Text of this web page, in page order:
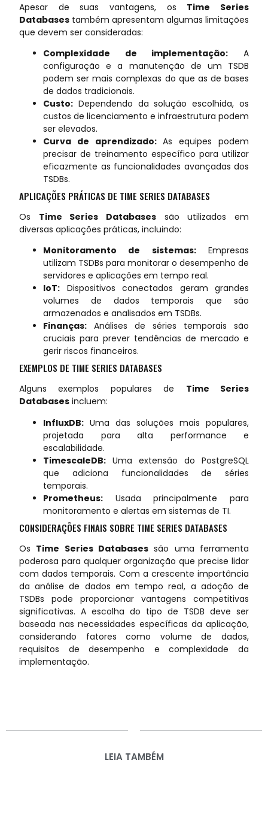
Apesar de suas vantagens, os Time Series
Databases também apresentam algumas limitações
que devem ser consideradas:
Complexidade de implementação: A
configuração e a manutenção de um TSDB
podem ser mais complexas do que as de bases
de dados tradicionais.
Custo: Dependendo da solução escolhida, os
custos de licenciamento e infraestrutura podem
ser elevados.
Curva de aprendizado:As equipes podem
precisar de treinamento específico para utilizar
eficazmente as funcionalidades avançadas dos
TSDBs.
APLICAÇÕES PRÁTICAS DE TIME SERIES DATABASES
Os Time Series Databases são utilizados em
diversas aplicações práticas, incluindo:
Monitoramento de sistemas:Empresas
utilizam TSDBs para monitorar o desempenho de
servidores e aplicações em tempo real.
IoT: Dispositivos conectados geram grandes
volumes de dados temporais que são
armazenados e analisados em TSDBs.
Finanças: Análises de séries temporais são
cruciais para prever tendências de mercado e
gerir riscos financeiros.
EXEMPLOS DE TIME SERIES DATABASES
Alguns exemplos populares de Time Series
Databases incluem:
InfluxDB: Uma das soluções mais populares,
projetada para alta performance e
escalabilidade.
TimescaleDB: Uma extensão do PostgreSQL
que adiciona funcionalidades de séries
temporais.
Prometheus: Usada principalmente para
monitoramento e alertas em sistemas de TI.
CONSIDERAÇÕES FINAIS SOBRE TIME SERIES DATABASES
Os Time Series Databases são uma ferramenta
poderosa para qualquer organização que precise lidar
com dados temporais. Com a crescente importância
da análise de dados em tempo real, a adoção de
TSDBs pode proporcionar vantagens competitivas
significativas. A escolha do tipo de TSDB deve ser
baseada nas necessidades específicas da aplicação,
considerando fatores como volume de dados,
requisitos de desempenho e complexidade da
implementação.
LEIA TAMBÉM